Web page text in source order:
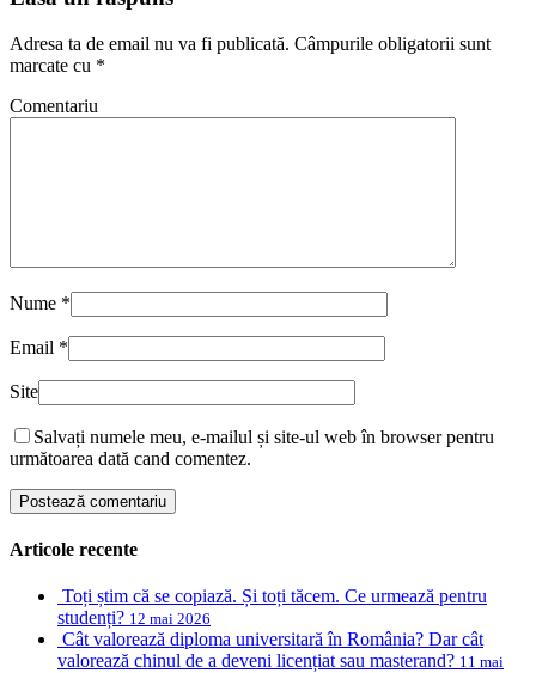
Adresa ta de email nu va fi publicată. Câmpurile obligatorii sunt
marcate cu *
Comentariu
Nume *
Email *
Site
Salvați numele meu, e-mailul și site-ul web în browser pentru
următoarea dată cand comentez.
Articole recente
Toți știm că se copiază. Și toți tăcem. Ce urmează pentru
studenți? 12 mai 2026
Cât valorează diploma universitară în România? Dar cât
valorează chinul de a deveni licențiat sau masterand? 11 mai